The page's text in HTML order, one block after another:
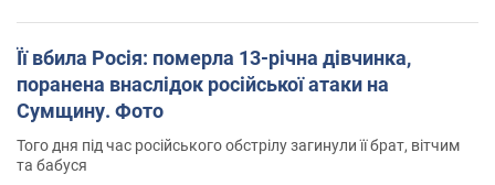
Її вбила Росія: померла 13-річна дівчинка,
поранена внаслідок російської атаки на
Сумщину. Фото
Того дня під час російського обстрілу загинули її брат, вітчим
та бабуся